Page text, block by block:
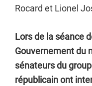
Rocard et Lionel
Lors de la séance
Gouvernement du
sénateurs du
républicain ont